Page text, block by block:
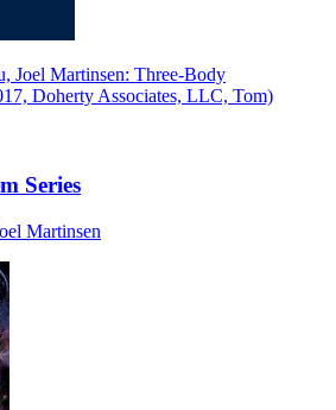
Joel Martinsen: Three-Body
Doherty Associates, LLC, Tom)
Series
Martinsen